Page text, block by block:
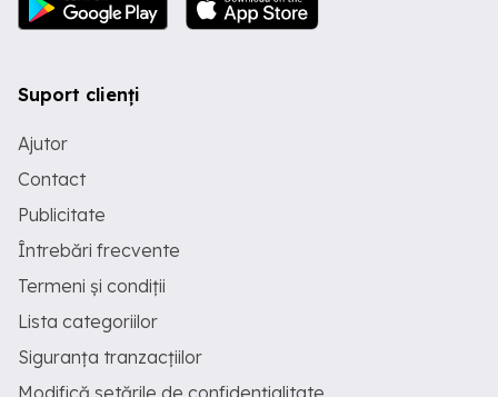
Suport clienți
Ajutor
Contact
Publicitate
Întrebări frecvente
Termeni și condiții
Lista categoriilor
Siguranța tranzacțiilor